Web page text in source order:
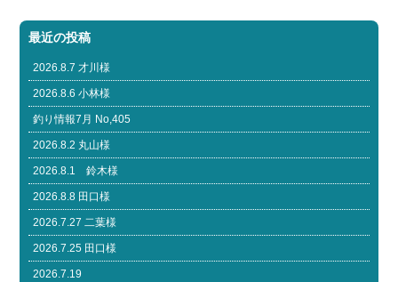
最近の投稿
2026.8.7 才川様
2026.8.6 小林様
釣り情報7月 No,405
2026.8.2 丸山様
2026.8.1 鈴木様
2026.8.8 田口様
2026.7.27 二葉様
2026.7.25 田口様
2026.7.19